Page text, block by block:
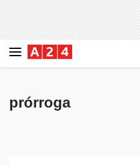
prórroga